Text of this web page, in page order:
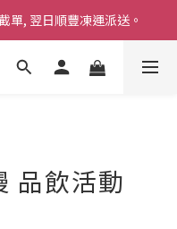
單, 翌日順豐凍運派送。
單, 翌日順豐凍運派送。
」$698 任選 4 支
, 翌日順豐凍運派送。
品飲活動